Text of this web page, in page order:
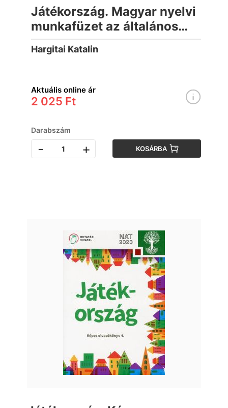
Játékország. Magyar nyelvi
munkafüzet az általános
iskola 4. osztálya számára
Hargitai Katalin
Aktuális online ár
2 025 Ft
Darabszám
- + KOSÁRBA